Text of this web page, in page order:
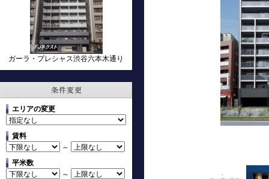
ガーラ・プレシャス渋谷六本木通り
エリアの変更
賃料
～
平米数
～